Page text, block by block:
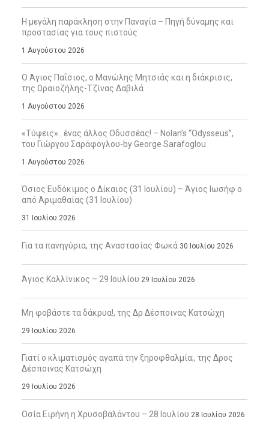
Η μεγάλη παράκληση στην Παναγία – Πηγή δύναμης και
προστασίας για τους πιστούς
1 Αυγούστου 2026
Ο Άγιος Παΐσιος, ο Μανώλης Μητσιάς και η διάκρισις,
της Ωραιοζήλης-Τζίνας Δαβιλά
1 Αυγούστου 2026
«Τύψεις»…ένας άλλος Οδυσσέας! – Nolan’s “Odysseus”,
του Γιώργου Σαράφογλου-by George Sarafoglou
1 Αυγούστου 2026
Όσιος Ευδόκιμος ο Δίκαιος (31 Ιουλίου) – Άγιος Ιωσήφ ο
από Αριμαθαίας (31 Ιουλίου)
31 Ιουλίου 2026
Για τα πανηγύρια, της Αναστασίας Φωκά 30 Ιουλίου 2026
Άγιος Καλλίνικος – 29 Ιουλίου 29 Ιουλίου 2026
Μη φοβάστε τα δάκρυα!, της Δρ Δέσποινας Κατσώχη
29 Ιουλίου 2026
Γιατί ο κλιματισμός αγαπά την ξηροφθαλμία;, της Δρος
Δέσποινας Κατσώχη
29 Ιουλίου 2026
Οσία Ειρήνη η Χρυσοβαλάντου – 28 Ιουλίου 28 Ιουλίου 2026